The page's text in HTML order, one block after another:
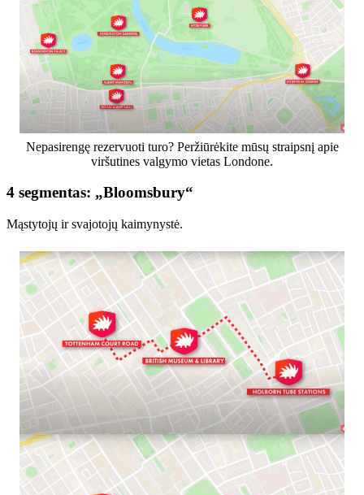
Nepasirengę rezervuoti turo? Peržiūrėkite mūsų straipsnį apie
viršutines valgymo vietas Londone.
4 segmentas: „Bloomsbury“
Mąstytojų ir svajotojų kaimynystė.